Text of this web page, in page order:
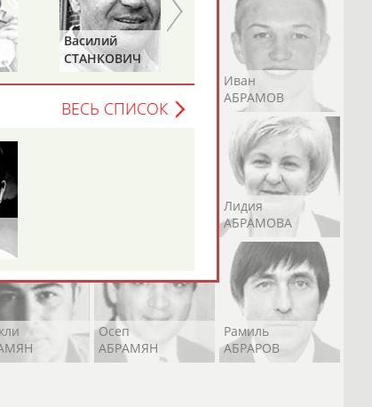
Валерий
Иван
АБРАМОВ
Лидия
АБРАМОВА
Осеп
АБРАМЯН
Рамиль
АБРАРОВ
Василий
СТАНКОВИЧ
Евгений
ЗИМИН
ВЕСЬ СПИСОК